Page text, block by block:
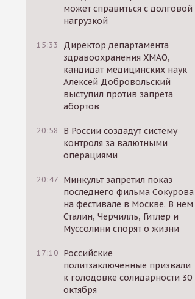
может справиться с долговой
нагрузкой
15:33
Директор департамента
здравоохранения ХМАО,
кандидат медицинских наук
Алексей Добровольский
выступил против запрета
абортов
20:58
В России создадут систему
контроля за валютными
операциями
20:47 Минкульт запретил показ
последнего фильма Сокурова
на фестивале в Москве. В нем
Сталин, Черчилль, Гитлер и
Муссолини спорят о жизни
17:10 Российские
политзаключенные призвали
к голодовке солидарности 30
октября